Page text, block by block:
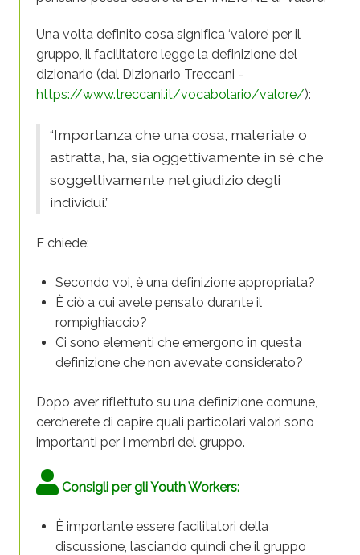
Una volta definito cosa significa ‘valore’ per il
gruppo, il facilitatore legge la definizione del
dizionario (dal Dizionario Treccani -
https://www.treccani.it/vocabolario/valore/):
“Importanza che una cosa, materiale o
astratta, ha, sia oggettivamente in sé che
soggettivamente nel giudizio degli
individui.”
E chiede:
Secondo voi, è una definizione appropriata?
È ciò a cui avete pensato durante il
rompighiaccio?
Ci sono elementi che emergono in questa
definizione che non avevate considerato?
Dopo aver riflettuto su una definizione comune,
cercherete di capire quali particolari valori sono
importanti per i membri del gruppo.
Consigli per gli Youth Workers:
È importante essere facilitatori della
discussione, lasciando quindi che il gruppo